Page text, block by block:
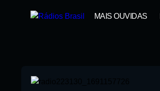
MAIS OUVIDAS